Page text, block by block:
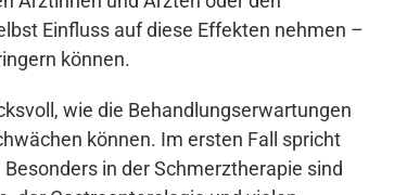
Einfluss auf diese Effekten nehmen –
können.
wie die Behandlungserwartungen
können. Im ersten Fall spricht
in der Schmerztherapie sind